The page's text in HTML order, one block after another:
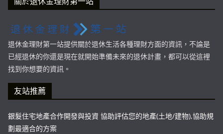
退休金理財第一站提供關於退休生活各種理財方面的資訊，不論是
已經退休的你還是現在就開始準備未來的退休計畫，都可以從這裡
找到你想要的資訊。
友站推薦
銀髮住宅地產合作開發與投資 協助評估您的地產(土地/建物),協助規
劃最適合的方案